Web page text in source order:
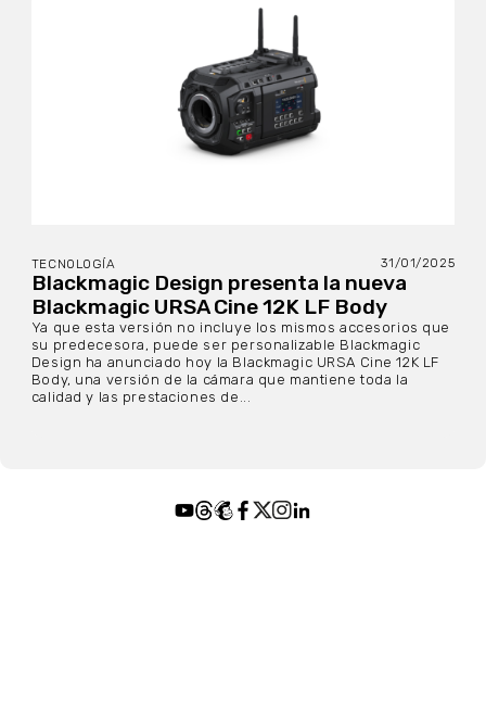
TECNOLOGÍA 31/01/2025
Blackmagic Design presenta la nueva
Blackmagic URSA Cine 12K LF Body
Ya que esta versión no incluye los mismos accesorios que
su predecesora, puede ser personalizable Blackmagic
Design ha anunciado hoy la Blackmagic URSA Cine 12K LF
Body, una versión de la cámara que mantiene toda la
calidad y las prestaciones de...